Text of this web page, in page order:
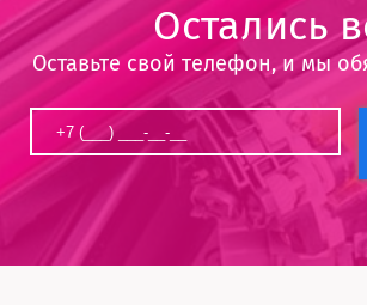
Остались
Оставьте свой телефон, и мы